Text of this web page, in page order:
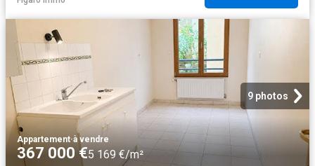
9 photos
Appartement·à vendre
367 000 €5 169 €/m²